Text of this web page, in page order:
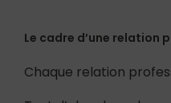
Le cadre d’une relation
Chaque relation